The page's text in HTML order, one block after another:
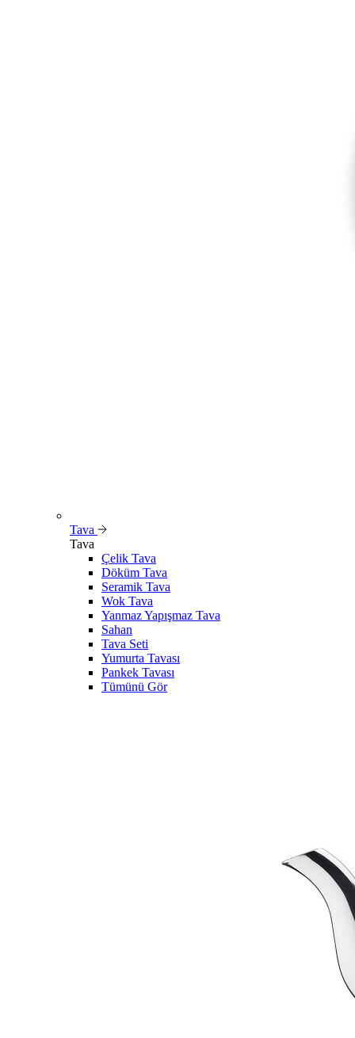
Tava
Tava
Çelik Tava
Döküm Tava
Seramik Tava
Wok Tava
Yanmaz Yapışmaz Tava
Sahan
Tava Seti
Yumurta Tavası
Pankek Tavası
Tümünü Gör